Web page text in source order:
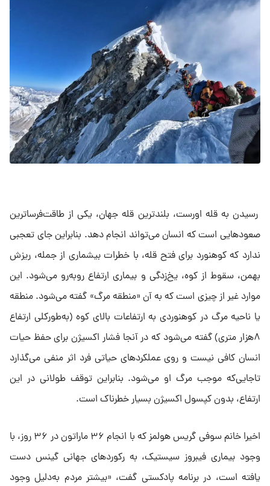
رسیدن به قله اورست، بلندترین قله جهان، یکی از طاقت‌فرساترین
صعودهایی است که انسان می‌تواند انجام دهد. بنابراین جای تعجبی
ندارد که کوهنورد برای فتح قله، با ‌خطرات بیشماری از جمله، ریزش
بهمن، سقوط از کوه، یخ‌زدگی و بیماری ارتفاع روبه‌رو می‌شود. این
موارد غیر از چیزی است که به آن «منطقه مرگ» گفته می‌شود. منطقه
یا ناحیه مرگ در کوهنوردی به ارتفاعات بالای کوه (به‌طورکلی ارتفاع
۸هزار متری) گفته می‌شود که در آنجا فشار اکسیژن برای حفظ حیات
انسان کافی نیست و روی عملکردهای حیاتی فرد اثر منفی می‌گذارد
تاجایی‌که موجب مرگ او می‌شود. بنابراین توقف طولانی در این
ارتفاع، بدون کپسول اکسیژن بسیار خطرناک است.
اخیرا خانم سوفی گریس هولمز که با انجام ۳۶ ماراتون در ۳۶ روز، با
وجود بیماری فیبروز سیستیک، به رکوردهای جهانی گینس دست
یافته است، در برنامه پادکستی گفت، «بیشتر مردم به‌دلیل وجود